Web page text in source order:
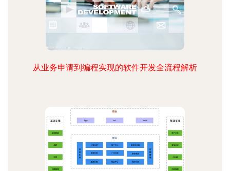
从业务申请到编程实现的软件开发全流程解析